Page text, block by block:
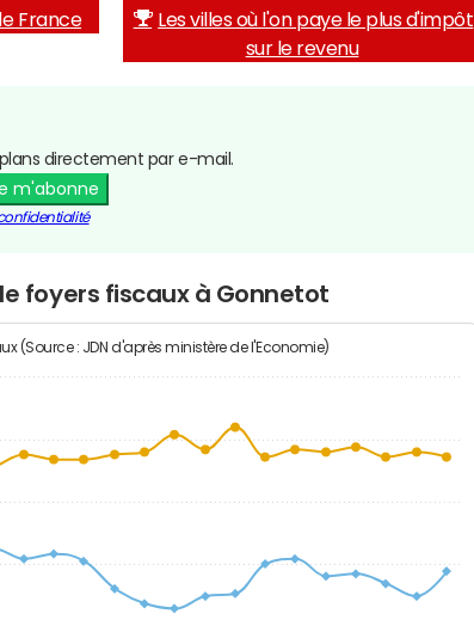
France
Les villes où l'on paye le plus d'impôt
sur le revenu
directement par e-mail.
m'abonne
foyers fiscaux à Gonnetot
(Source : JDN d'après ministère de l'Economie)